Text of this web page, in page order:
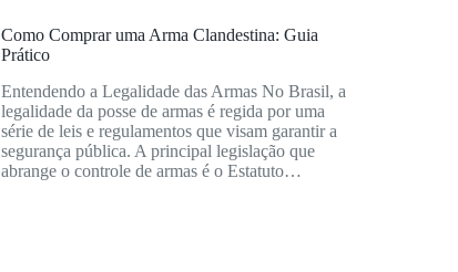
Como Comprar uma Arma Clandestina: Guia
Prático
Entendendo a Legalidade das Armas No Brasil, a
legalidade da posse de armas é regida por uma
série de leis e regulamentos que visam garantir a
segurança pública. A principal legislação que
abrange o controle de armas é o Estatuto…